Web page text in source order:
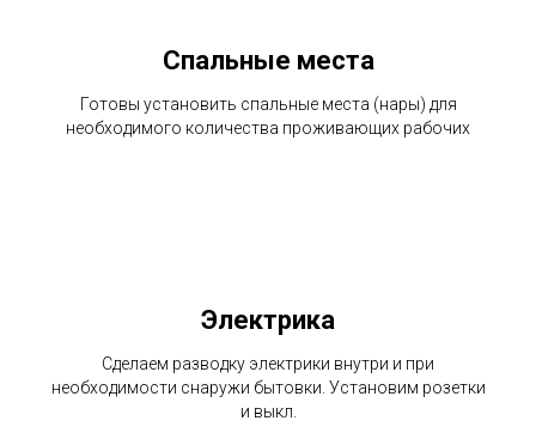
Спальные места
Готовы установить спальные места (нары) для
необходимого количества проживающих рабочих
Электрика
Сделаем разводку электрики внутри и при
необходимости снаружи бытовки. Установим розетки
и выкл.